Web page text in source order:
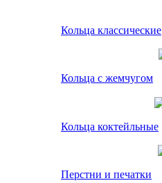
Кольца классические
Кольца с жемчугом
Кольца коктейльные
Перстни и печатки